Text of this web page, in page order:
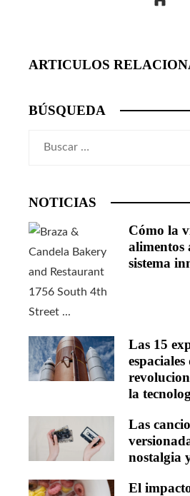
ARTICULOS
BÚSQUEDA
NOTICIAS
Cómo la
alimentos
sistema
Las 15
espaciales
la
Las
nostalgia
El